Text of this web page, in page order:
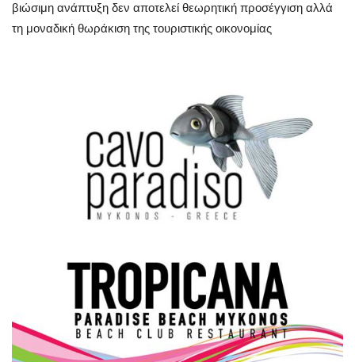
Sustainability
Cost Of Living Crisis
Opinion + Analysis
L’Art des Sens
βιώσιμη ανάπτυξη δεν αποτελεί θεωρητική προσέγγιση αλλά
τη μοναδική θωράκιση της τουριστικής οικονομίας